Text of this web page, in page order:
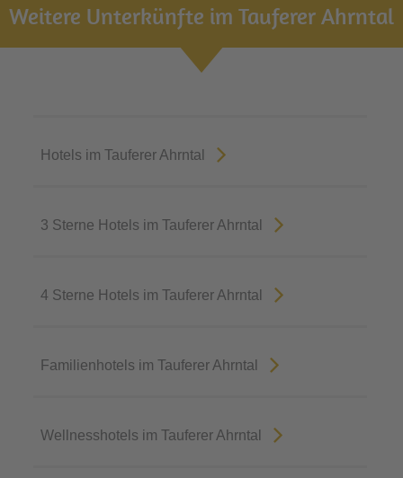
Weitere Unterkünfte im Tauferer Ahrntal
Hotels im Tauferer Ahrntal
3 Sterne Hotels im Tauferer Ahrntal
4 Sterne Hotels im Tauferer Ahrntal
Familienhotels im Tauferer Ahrntal
Wellnesshotels im Tauferer Ahrntal